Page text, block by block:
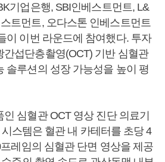
기업은행, SBI인베스트먼트, L&
트먼트, 오다스톤 인베스트먼트
이 이번 라운드에 참여했다. 투자
간섭단층촬영(OCT) 기반 심혈관
솔루션의 성장 가능성을 높이 평
심혈관 OCT 영상 진단 의료기
시스템은 혈관 내 카테터를 초당 4
레임의 심혈관 단면 영상을 제공